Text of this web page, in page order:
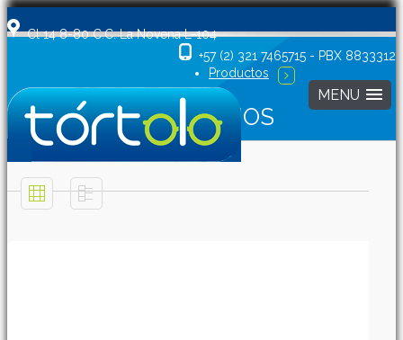
Cl 14 8-80 C.C. La Novena L-104
+57 (2) 321 7465715 - PBX 8833312
Productos
NIÑOS